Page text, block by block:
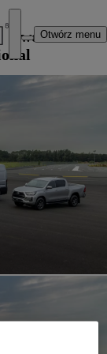
Otwórz menu